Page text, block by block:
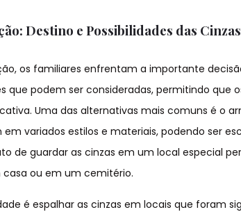
Destino e Possibilidades das Cinzas
os familiares enfrentam a importante
que podem ser consideradas, permitindo que
Uma das alternativas mais comuns é o
em variados estilos e materiais, podendo ser
de guardar as cinzas em um local especial
ou em um cemitério.
é espalhar as cinzas em locais que foram